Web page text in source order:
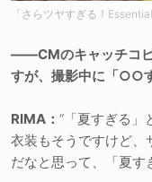
「さらツヤすぎる！
――CMのキャッチコ
すが、撮影中に「○○
RIMA： “「夏すぎる」
衣装もそうですけど、
だなと思って、「夏す